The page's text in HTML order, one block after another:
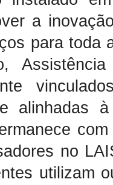
a
para toda
no
utilizam